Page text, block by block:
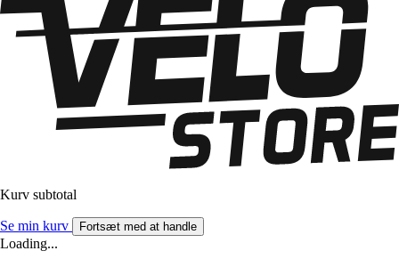
Kurv subtotal
Se min kurv Fortsæt med at handle
Loading...